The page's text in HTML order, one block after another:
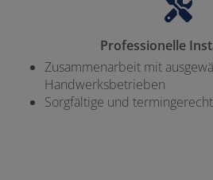
Professionelle
Zusammenarbeit mit
Handwerksbetrieben
Sorgfältige und